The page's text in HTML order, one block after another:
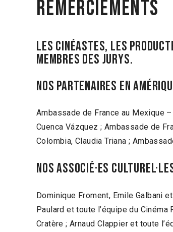
Remerciements
LES CINÉASTES, LES
MEMBRES DES JURYS.
NOS PARTENAIRES EN
Ambassade de France au Mexique
Cuenca Vázquez ; Ambassade de
Colombia, Claudia Triana ;
NOS ASSOCIÉ·ES
Dominique Froment, Emile Galbani
Paulard et toute l’équipe du
Cratère ; Arnaud Clappier et toute